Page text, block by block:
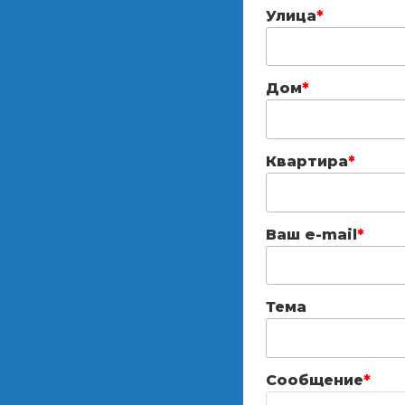
Улица*
Дом*
Квартира*
Ваш e-mail*
Тема
Сообщение*